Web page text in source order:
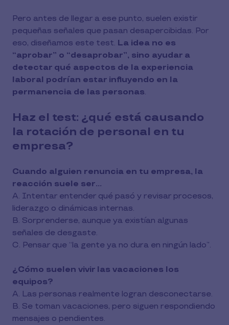
Pero antes de llegar a ese punto, suelen existir
pequeñas señales que pasan desapercibidas. Por
eso, diseñamos este test. La idea no es
“aprobar” o “desaprobar”, sino ayudar a
detectar qué aspectos de la experiencia
laboral podrían estar influyendo en la
permanencia de las personas.
Haz el test: ¿qué está causando
la rotación de personal en tu
empresa?
Cuando alguien renuncia en tu empresa, la
reacción suele ser…
A. Intentar entender qué pasó y revisar procesos,
liderazgo o dinámicas internas.
B. Sorprenderse, aunque ya existían algunas
señales de desgaste.
C. Pensar que “la gente ya no dura en ningún lado”.
¿Cómo suelen vivir las vacaciones los
equipos?
A. Las personas realmente logran desconectarse.
B. Se toman vacaciones, pero siguen respondiendo
mensajes o pendientes.